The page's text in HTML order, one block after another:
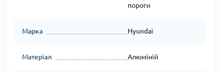
пороги
Марка Hyundai
Матеріал Алюміній